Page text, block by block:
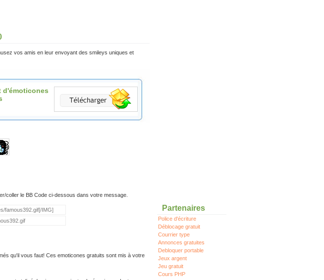
vos amis en leur envoyant des smileys uniques et
d'émoticones
coller le BB Code ci-dessous dans votre message.
qu'il vous faut! Ces emoticones gratuits sont mis à votre
Partenaires
Police d'écriture
Déblocage gratuit
Courrier type
Annonces gratuites
Debloquer portable
Jeux argent
Jeu gratuit
Cours PHP